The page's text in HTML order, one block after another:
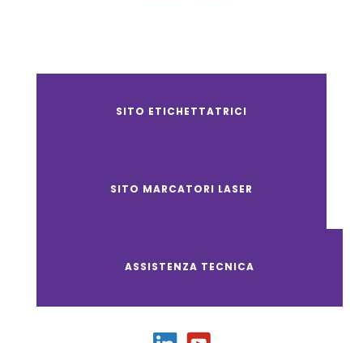
SITO ETICHETTATRICI
SITO MARCATORI LASER
ASSISTENZA TECNICA